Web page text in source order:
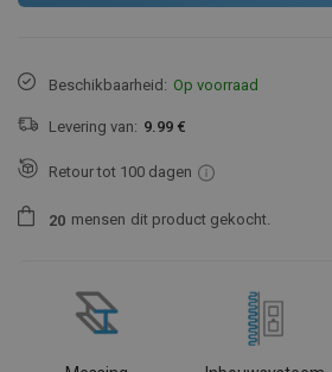
Beschikbaarheid: Op voorraad
Levering van: 9.99 €
Retour tot 100 dagen
20 mensen dit product gekocht.